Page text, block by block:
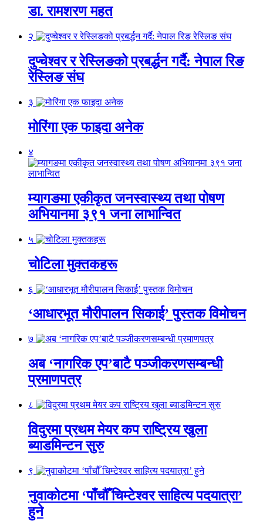
डा. रामशरण महत
२
दुप्चेश्वर र रेस्लिङको प्रबर्द्धन गर्दै: नेपाल रिङ
रेस्लिङ संघ
३
मोरिंगा एक फाइदा अनेक
४
म्यागङमा एकीकृत जनस्वास्थ्य तथा पोषण
अभियानमा ३९१ जना लाभान्वित
५
चोटिला मुक्तकहरू
६
‘आधारभूत मौरीपालन सिकाई’ पुस्तक विमोचन
७
अब ‘नागरिक एप’बाटै पञ्जीकरणसम्बन्धी
प्रमाणपत्र
८
विदुरमा प्रथम मेयर कप राष्ट्रिय खुला
ब्याडमिन्टन सुरु
९
नुवाकोटमा ‘पाँचौँ चिम्टेश्वर साहित्य पदयात्रा’
हुने